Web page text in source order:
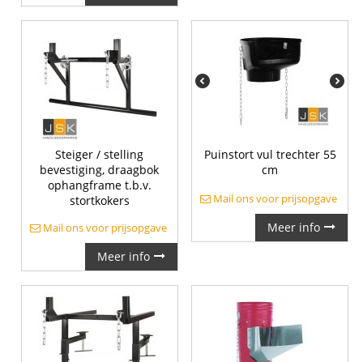
Steiger / stelling
bevestiging, draagbok
ophangframe t.b.v.
stortkokers
Mail ons voor prijsopgave
Meer info
Puinstort vul trechter 55
cm
Mail ons voor prijsopgave
Meer info